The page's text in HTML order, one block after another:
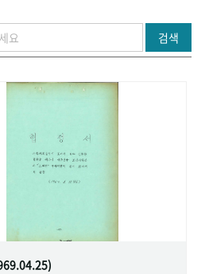
검색